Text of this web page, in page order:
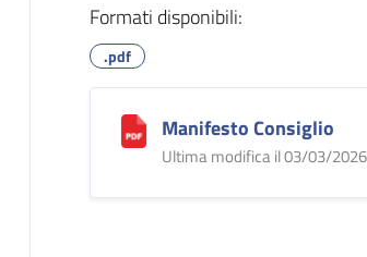
Formati disponibili:
.pdf
Manifesto Consiglio
Ultima modifica il 03/03/